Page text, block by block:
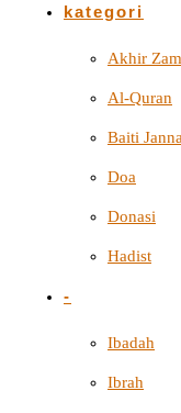
kategori
Akhir
Al-Quran
Baiti
Doa
Donasi
Hadist
-
Ibadah
Ibrah